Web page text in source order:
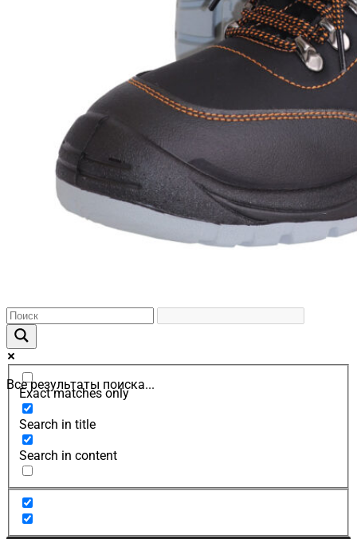
Все результаты поиска...
Exact matches only
Search in title
Search in content